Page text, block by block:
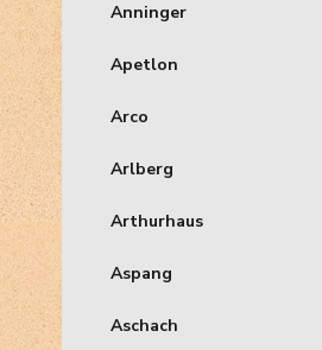
Anninger
Apetlon
Arco
Arlberg
Arthurhaus
Aspang
Aschach